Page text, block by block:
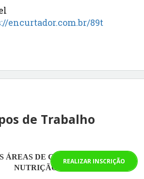
encurtador.com.br/89t
de Trabalho
ÁREAS DE CIÊNCIAS DA
NUTRIÇÃO
REALIZAR INSCRIÇÃO